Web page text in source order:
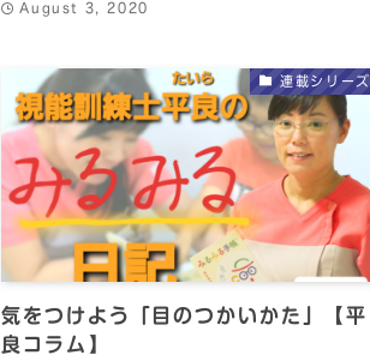
August 3, 2020
連載シリーズ
気をつけよう「目のつかいかた」【平
良コラム】